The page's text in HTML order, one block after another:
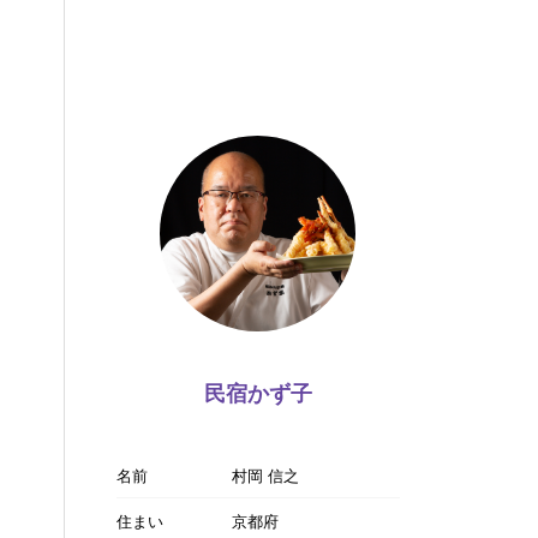
民宿かず子
名前
村岡 信之
住まい
京都府